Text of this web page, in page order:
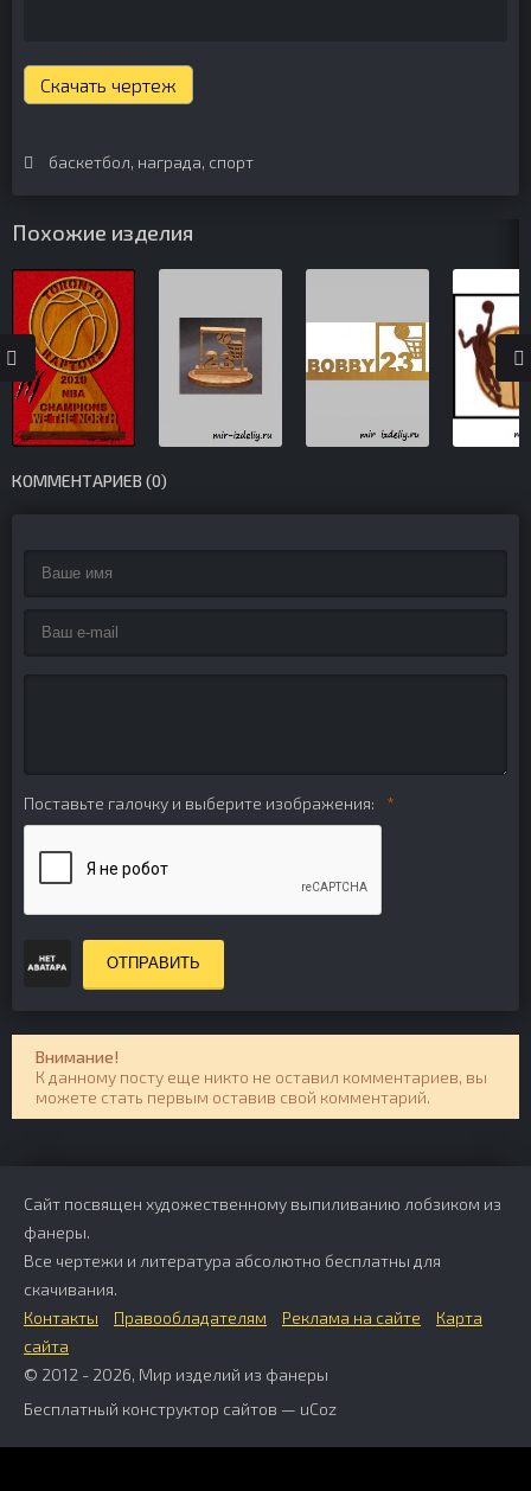
Скачать чертеж
баскетбол, награда, спорт
Похожие изделия
КОММЕНТАРИЕВ (0)
Поставьте галочку и выберите изображения:
ОТПРАВИТЬ
Внимание!
К данному посту еще никто не оставил комментариев, вы
можете стать первым оставив свой комментарий.
Сайт посвящен художественному выпиливанию лобзиком из
фанеры.
Все чертежи и литература абсолютно бесплатны для
скачивания.
Контакты
Правообладателям Реклама на сайте
Карта
сайта
© 2012 - 2026, Мир изделий из фанеры
Бесплатный конструктор сайтов — uCoz